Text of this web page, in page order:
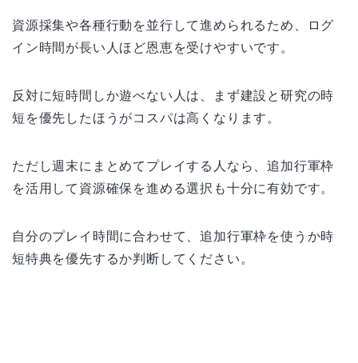
資源採集や各種行動を並行して進められるため、ログ
イン時間が長い人ほど恩恵を受けやすいです。
反対に短時間しか遊べない人は、まず建設と研究の時
短を優先したほうがコスパは高くなります。
ただし週末にまとめてプレイする人なら、追加行軍枠
を活用して資源確保を進める選択も十分に有効です。
自分のプレイ時間に合わせて、追加行軍枠を使うか時
短特典を優先するか判断してください。